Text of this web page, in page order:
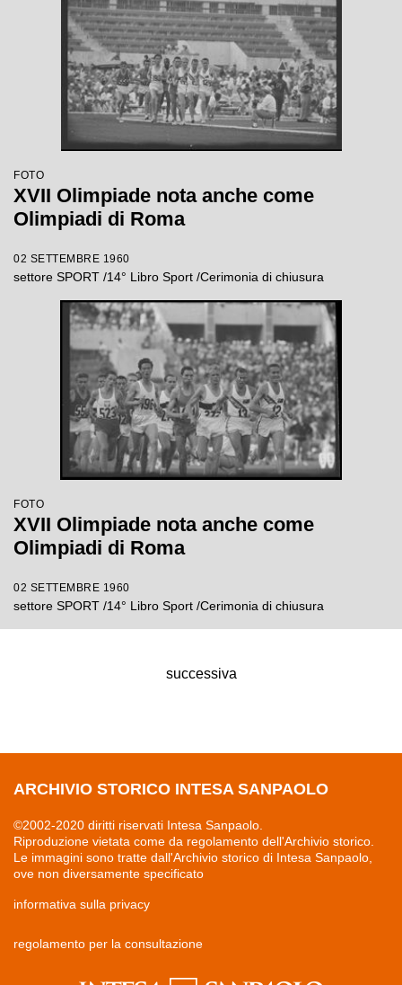
FOTO
XVII Olimpiade nota anche come
Olimpiadi di Roma
02 SETTEMBRE 1960
settore SPORT /14° Libro Sport /Cerimonia di chiusura
FOTO
XVII Olimpiade nota anche come
Olimpiadi di Roma
02 SETTEMBRE 1960
settore SPORT /14° Libro Sport /Cerimonia di chiusura
successiva
ARCHIVIO STORICO INTESA SANPAOLO
©2002-2020 diritti riservati Intesa Sanpaolo.
Riproduzione vietata come da regolamento dell'Archivio storico.
Le immagini sono tratte dall'Archivio storico di Intesa Sanpaolo,
ove non diversamente specificato
informativa sulla privacy
regolamento per la consultazione